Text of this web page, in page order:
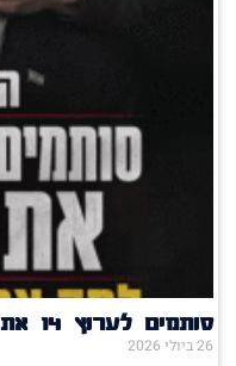
סותמים לערוץ 14 את הפה! למה אתם שותקים?
26 ביולי 2026